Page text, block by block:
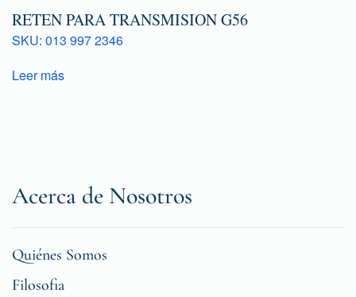
RETEN PARA TRANSMISION G56
SKU: 013 997 2346
Leer más
Acerca de Nosotros
Quiénes Somos
Filosofia